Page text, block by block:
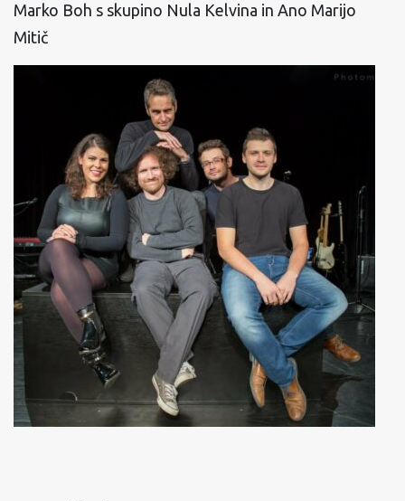
Marko Boh s skupino Nula Kelvina in Ano Marijo
Mitič